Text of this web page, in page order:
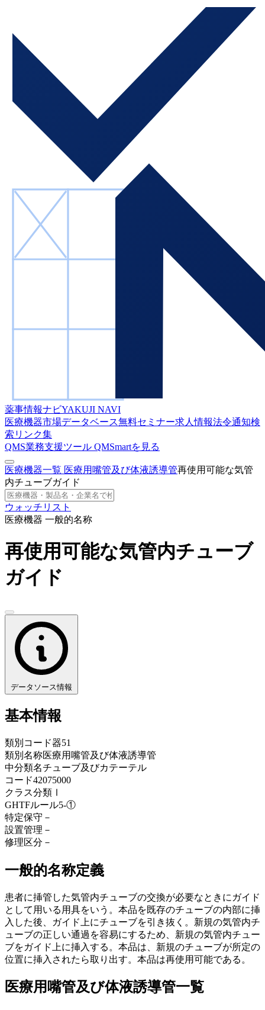
薬事情報ナビYAKUJI NAVI
医療機器市場データベース無料セミナー求人情報法令通知検
索 リンク集
QMS業務支援ツール QMSmartを見る
医療機器一覧 医療用嘴管及び体液誘導管再使用可能な気管
内チューブガイド
ウォッチリスト
医療機器 一般的名称
再使用可能な気管内チューブ
ガイド
データソース情報
基本情報
類別コード器51
類別名称医療用嘴管及び体液誘導管
中分類名チューブ及びカテーテル
コード42075000
クラス分類 Ⅰ
GHTFルール5-①
特定保守 －
設置管理 －
修理区分 －
一般的名称定義
患者に挿管した気管内チューブの交換が必要なときにガイド
として用いる用具をいう。本品を既存のチューブの内部に挿
入した後、ガイド上にチューブを引き抜く。新規の気管内チ
ューブの正しい通過を容易にするため、新規の気管内チュー
ブをガイド上に挿入する。本品は、新規のチューブが所定の
位置に挿入されたら取り出す。本品は再使用可能である。
医療用嘴管及び体液誘導管一覧